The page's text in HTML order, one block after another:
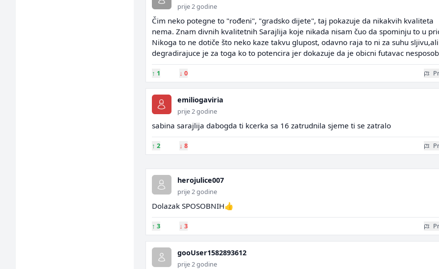
prije 2 godine
Čim neko potegne to "rođeni", "gradsko dijete", taj pokazuje da nikakvih kvaliteta
nema. Znam divnih kvalitetnih Sarajlija koje nikada nisam čuo da spominju to u
Nikoga to ne dotiče što neko kaze takvu glupost, odavno raja to ni za suhu sljivu,ali
degradirajuce je za toga ko to potencira jer dokazuje da je obicni futavac
↑ 1 ↓ 0
emiliogaviria
prije 2 godine
sabina sarajlija dabogda ti kcerka sa 16 zatrudnila sjeme ti se zatralo
↑ 2 ↓ 8
herojulice007
prije 2 godine
Dolazak SPOSOBNIH👍
↑ 3 ↓ 3
gooUser1582893612
prije 2 godine